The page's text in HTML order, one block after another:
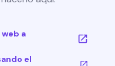
a
el